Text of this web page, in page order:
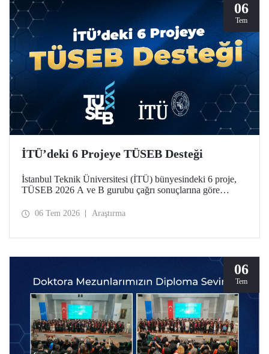
06
Tem
İTÜ’deki 6 Projeye TÜSEB Desteği
İstanbul Teknik Üniversitesi (İTÜ) bünyesindeki 6 proje,
TÜSEB 2026 A ve B gurubu çağrı sonuçlarına göre
06 Tem 2026 Araştırma
06
Tem